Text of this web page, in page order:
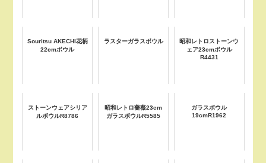
Souritsu AKECHI花柄
22cmボウル
ラスターガラスボウル
昭和レトロストーンウ
ェア23cmボウル
R4431
ストーンウェアシリア
ルボウルR8786
昭和レトロ薔薇23cm
ガラスボウルR5585
ガラスボウル
19cmR1962